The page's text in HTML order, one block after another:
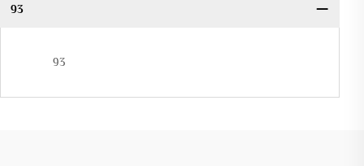
93
93